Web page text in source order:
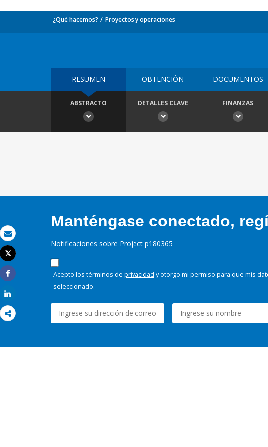
Correo electrónico
Imprimir
Tweet
Share
¿Qué hacemos? Proyectos y operaciones
RESUMEN OBTENCIÓN DOCUMENTOS
ABSTRACTO DETALLES CLAVE FINANZAS
Manténgase conectado,
Notificaciones sobre Project p180365
Acepto los términos de privacidad y otorgo mi permiso para que mis
seleccionado.